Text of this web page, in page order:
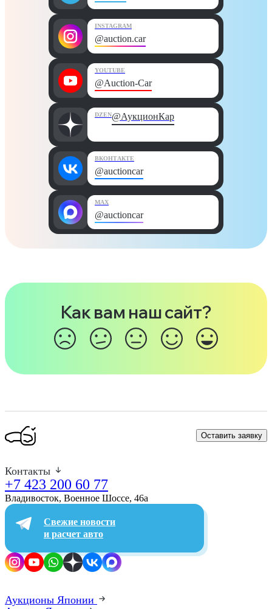
INSTAGRAM
@auction.car
YOUTUBE
@Auction-Car
DZEN@АукционКар
ВКОНТАКТЕ
@auctioncar
MAX
@auctioncar
Как вам наш сайт?
Оставить заявку
Контакты
+7 423 200 60 77
Владивосток, Военное Шоссе, 46а​
Свежие новости
и расчет авто
Аукционы Японии